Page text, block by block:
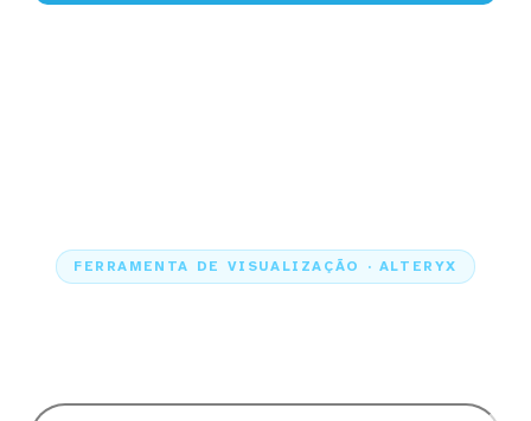
FERRAMENTA DE VISUALIZAÇÃO · ALTERYX